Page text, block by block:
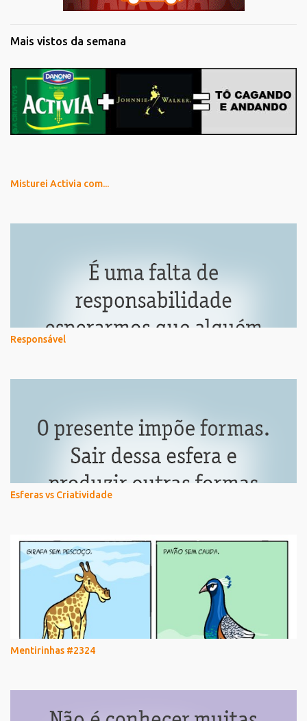
Mais vistos da semana
Misturei Activia com...
Responsável
Esferas vs Criatividade
Mentirinhas #2324